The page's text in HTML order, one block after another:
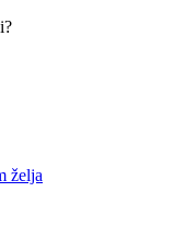
želja